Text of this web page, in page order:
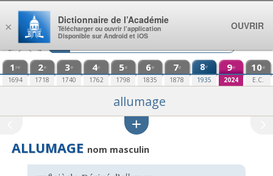
Aller au contenu
1 re
1694
2e
1718
3e
1740
4e
1762
5e
1798
6e
1835
7e
1878
8e
1935
9e
2024
10e
E.C.
allumage
ALLUMAGE nom masculin
×
Dictionnaire de l’Académie
Télécharger ou ouvrir l’application
Disponible sur Android et iOS
OUVRIR